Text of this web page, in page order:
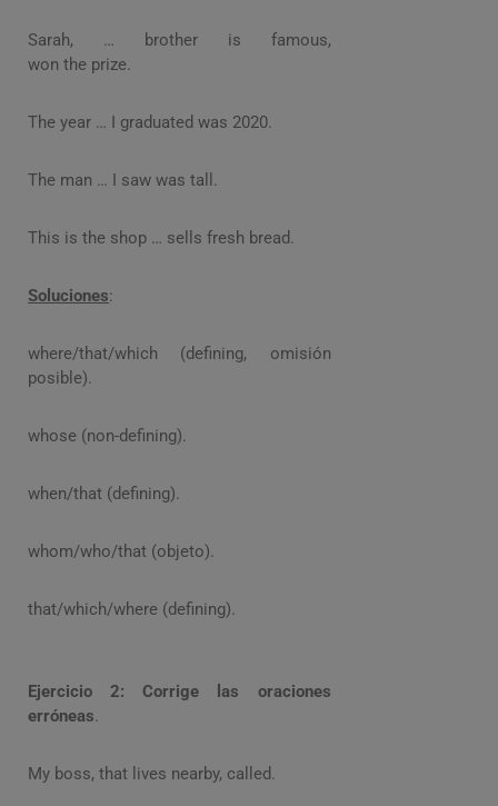
Sarah, … brother is famous,
won the prize.
The year … I graduated was 2020.
The man … I saw was tall.
This is the shop … sells fresh bread.
Soluciones:
where/that/which (defining, omisión
posible).
whose (non-defining).
when/that (defining).
whom/who/that (objeto).
that/which/where (defining).
Ejercicio 2: Corrige las oraciones
erróneas.
My boss, that lives nearby, called.